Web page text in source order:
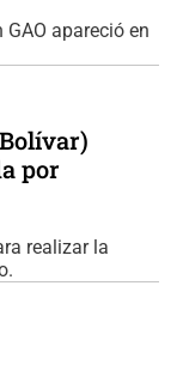
apareció en
por
realizar la